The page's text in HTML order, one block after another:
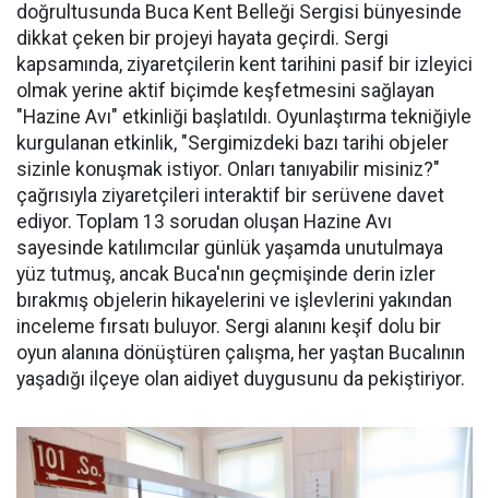
doğrultusunda Buca Kent Belleği Sergisi bünyesinde
dikkat çeken bir projeyi hayata geçirdi. Sergi
kapsamında, ziyaretçilerin kent tarihini pasif bir izleyici
olmak yerine aktif biçimde keşfetmesini sağlayan
"Hazine Avı" etkinliği başlatıldı. Oyunlaştırma tekniğiyle
kurgulanan etkinlik, "Sergimizdeki bazı tarihi objeler
sizinle konuşmak istiyor. Onları tanıyabilir misiniz?"
çağrısıyla ziyaretçileri interaktif bir serüvene davet
ediyor. Toplam 13 sorudan oluşan Hazine Avı
sayesinde katılımcılar günlük yaşamda unutulmaya
yüz tutmuş, ancak Buca'nın geçmişinde derin izler
bırakmış objelerin hikayelerini ve işlevlerini yakından
inceleme fırsatı buluyor. Sergi alanını keşif dolu bir
oyun alanına dönüştüren çalışma, her yaştan Bucalının
yaşadığı ilçeye olan aidiyet duygusunu da pekiştiriyor.